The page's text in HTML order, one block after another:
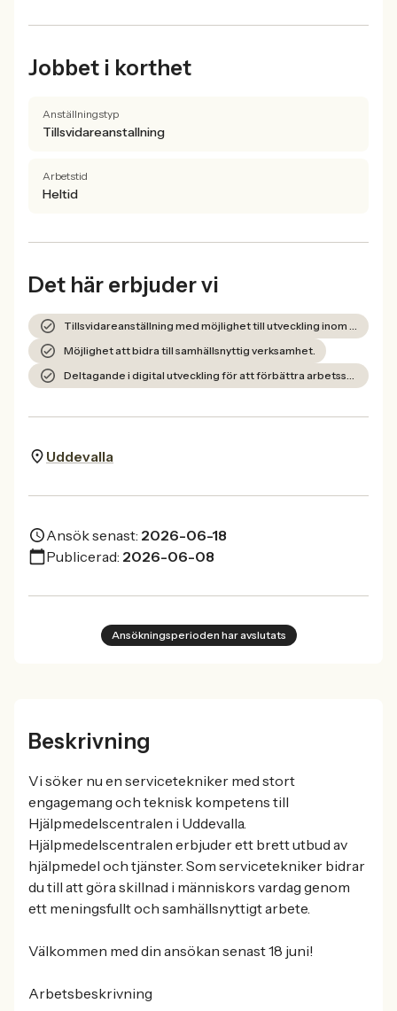
Jobbet i korthet
Anställningstyp
Tillsvidareanstallning
Arbetstid
Heltid
Det här erbjuder vi
Tillsvidareanställning med möjlighet till utveckling inom en stor organisation.
Möjlighet att bidra till samhällsnyttig verksamhet.
Deltagande i digital utveckling för att förbättra arbetssätt.
Uddevalla
Ansök senast: 2026-06-18
Publicerad: 2026-06-08
Ansökningsperioden har avslutats
Beskrivning
Vi söker nu en servicetekniker med stort
engagemang och teknisk kompetens till
Hjälpmedelscentralen i Uddevalla.
Hjälpmedelscentralen erbjuder ett brett utbud av
hjälpmedel och tjänster. Som servicetekniker bidrar
du till att göra skillnad i människors vardag genom
ett meningsfullt och samhällsnyttigt arbete.
Välkommen med din ansökan senast 18 juni!
Arbetsbeskrivning